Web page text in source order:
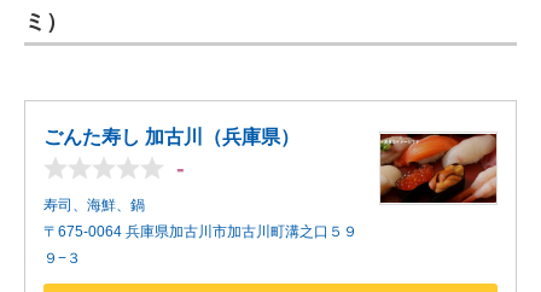
ミ）
ごんた寿し 加古川（兵庫県）
-
寿司、海鮮、鍋
〒675-0064 兵庫県加古川市加古川町溝之口５９
９−３